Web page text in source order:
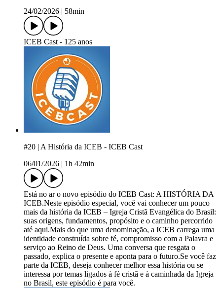
24/02/2026
58min
ICEB Cast - 125 anos
#20 | A História da ICEB - ICEB Cast
06/01/2026
1h 42min
Está no ar o novo episódio do ICEB Cast: A HISTÓRIA DA
ICEB.Neste episódio especial, você vai conhecer um pouco
mais da história da ICEB – Igreja Cristã Evangélica do Brasil:
suas origens, fundamentos, propósito e o caminho percorrido
até aqui.Mais do que uma denominação, a ICEB carrega uma
identidade construída sobre fé, compromisso com a Palavra e
serviço ao Reino de Deus. Uma conversa que resgata o
passado, explica o presente e aponta para o futuro.Se você faz
parte da ICEB, deseja conhecer melhor essa história ou se
interessa por temas ligados à fé cristã e à caminhada da Igreja
no Brasil, este episódio é para você.